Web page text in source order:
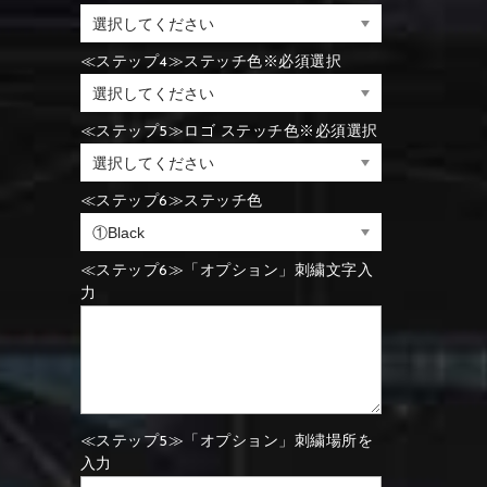
⑮Wine red ⑯Carbon
⑪Black
⑮Wine red ⑯Carbon
⑪Black ⑫Ivory
⑪Blue ⑫Aqua blue
⑮Rose pink ⑯White
⑪Blue ⑫Aqua blue
⑮Rose pink ⑯White
≪ステップ4≫ステッチ色※必須選択
≪ステップ5≫ロゴ ステッチ色※必須選択
≪ステップ6≫ステッチ色
≪ステップ6≫「オプション」刺繍文字入
力
≪ステップ5≫「オプション」刺繍場所を
入力